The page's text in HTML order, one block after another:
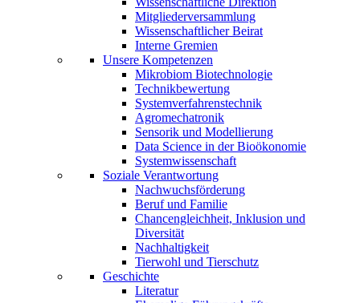
Mitgliederversammlung
Wissenschaftlicher Beirat
Interne Gremien
Unsere Kompetenzen
Mikrobiom Biotechnologie
Technikbewertung
Systemverfahrenstechnik
Agromechatronik
Sensorik und Modellierung
Data Science in der Bioökonomie
Systemwissenschaft
Soziale Verantwortung
Nachwuchsförderung
Beruf und Familie
Chancengleichheit, Inklusion und
Diversität
Nachhaltigkeit
Tierwohl und Tierschutz
Geschichte
Literatur